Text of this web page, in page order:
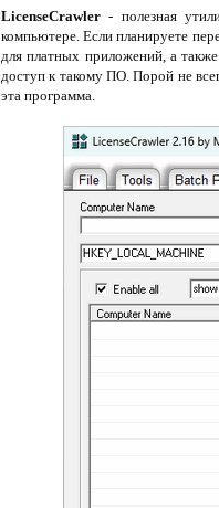
LicenseCrawler- полезная
компьютере. Если планируете
для платных приложений, а
доступ к такому ПО. Порой не
эта программа.